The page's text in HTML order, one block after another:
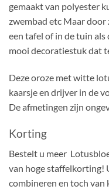
gemaakt van polyester
zwembad etc Maar
een tafel of in de tuin
mooi decoratiestuk dat
Deze oroze met witte
kaarsje en drijver in de
De afmetingen zijn
Korting
Bestelt u meer
van hoge staffelkorting!
combineren en toch